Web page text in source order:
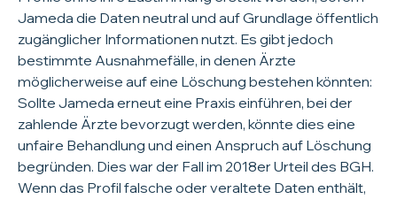
Jameda die Daten neutral und auf Grundlage öffentlich
zugänglicher Informationen nutzt. Es gibt jedoch
bestimmte Ausnahmefälle, in denen Ärzte
möglicherweise auf eine Löschung bestehen könnten:
Sollte Jameda erneut eine Praxis einführen, bei der
zahlende Ärzte bevorzugt werden, könnte dies eine
unfaire Behandlung und einen Anspruch auf Löschung
begründen. Dies war der Fall im 2018er Urteil des BGH.
Wenn das Profil falsche oder veraltete Daten enthält,